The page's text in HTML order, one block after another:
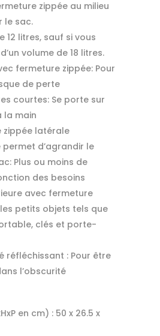
zippée au milieu
le sac.
12 litres, sauf si vous
volume de 18 litres.
fermeture zippée: Pour
de perte
courtes: Se porte sur
la main
zippée latérale
d’agrandir le
Plus ou moins de
des besoins
avec fermeture
petits objets tels que
clés et porte-
réfléchissant : Pour être
l’obscurité
en cm) :50 x 26.5 x